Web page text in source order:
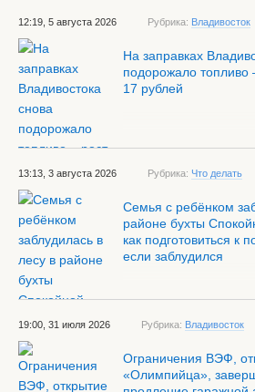
12:19, 5 августа 2026 Рубрика: Владивосток
На заправках
подорожало топливо
17 рублей
13:13, 3 августа 2026 Рубрика: Что делать
Семья с ребёнком
районе бухты
как подготовиться к
если заблудился
19:00, 31 июля 2026 Рубрика: Владивосток
Ограничения ВЭФ,
«Олимпийца»,